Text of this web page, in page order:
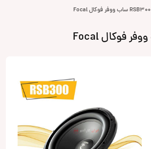
RSB300 ساب ووفر فوکال Focal